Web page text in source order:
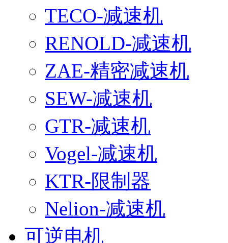
TECO-减速机
RENOLD-减速机
ZAE-精密减速机
SEW-减速机
GTR-减速机
Vogel-减速机
KTR-限制器
Nelion-减速机
可逆电机